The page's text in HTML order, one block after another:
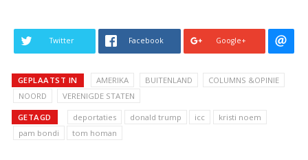
Twitter Facebook Google+
GEPLAATST IN AMERIKA BUITENLAND
COLUMNS &OPINIE
NOORD
VERENIGDE STATEN
GETAGD deportaties donald trump icc
kristi noem
pam bondi
tom homan